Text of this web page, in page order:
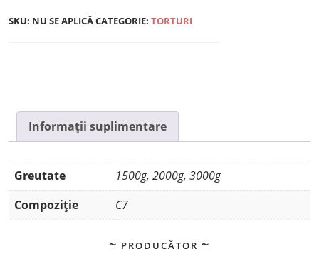
SKU: NU SE APLICĂCATEGORIE: TORTURI
Informații suplimentare
Greutate
1500g, 2000g, 3000g
Compoziție
C7
PRODUCĂTOR